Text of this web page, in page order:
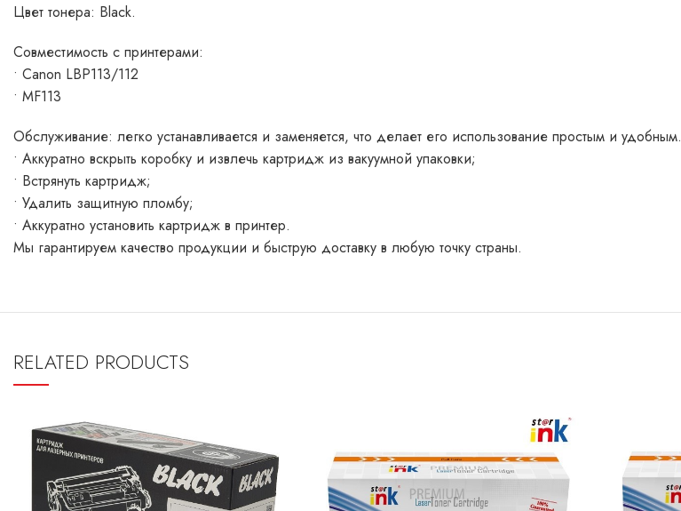
Цвет тонера: Black.
Совместимость с принтерами:
• Canon LBP113/112
• MF113
Обслуживание: легко устанавливается и заменяется, что делает его использование простым и удобным.
• Аккуратно вскрыть коробку и извлечь картридж из вакуумной упаковки;
• Встрянуть картридж;
• Удалить защитную пломбу;
• Аккуратно установить картридж в принтер.
Мы гарантируем качество продукции и быструю доставку в любую точку страны.
RELATED PRODUCTS